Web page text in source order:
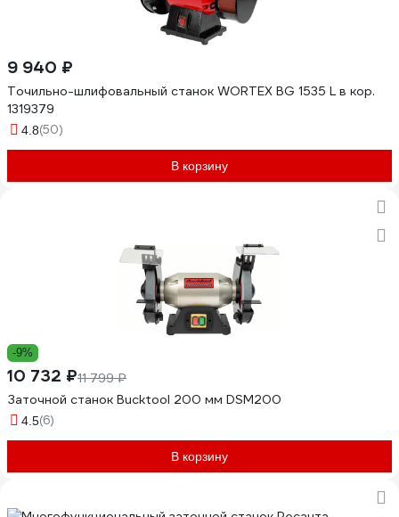
9 940 ₽
Точильно-шлифовальный станок WORTEX BG 1535 L в кор.
1319379
4.8(50)
В корзину
-9%
10 732 ₽11 799 ₽
Заточной станок Bucktool 200 мм DSM200
4.5(6)
В корзину